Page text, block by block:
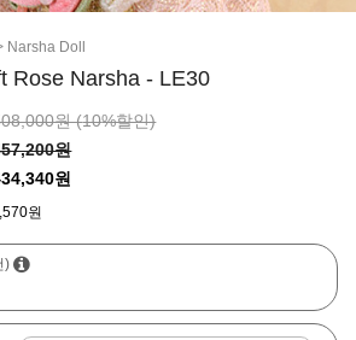
Narsha Doll
Rose Narsha - LE30
원 (10%할인)
원
원
원
)